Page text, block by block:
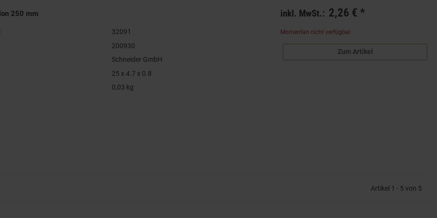
250 mm
32091
200930
Schneider GmbH
25 x 4.7 x 0.8
0,03 kg
inkl. MwSt.: 2,26 € *
Momentan nicht verfügbar
Zum Artikel
Artikel 1 - 5 von 5